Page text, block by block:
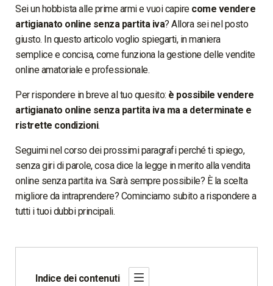
Sei un hobbista alle prime armi e vuoi capire come vendere
artigianato online senza partita iva? Allora sei nel posto
giusto. In questo articolo voglio spiegarti, in maniera
semplice e concisa, come funziona la gestione delle vendite
online amatoriale e professionale.
Per rispondere in breve al tuo quesito: è possibile vendere
artigianato online senza partita iva ma a determinate e
ristrette condizioni.
Seguimi nel corso dei prossimi paragrafi perché ti spiego,
senza giri di parole, cosa dice la legge in merito alla vendita
online senza partita iva. Sarà sempre possibile? È la scelta
migliore da intraprendere? Cominciamo subito a rispondere a
tutti i tuoi dubbi principali.
Indice dei contenuti